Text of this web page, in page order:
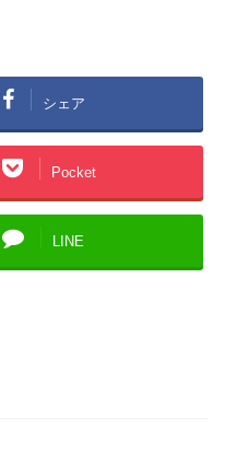
シェア
Pocket
LINE